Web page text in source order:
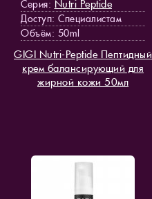
Серия: Nutri Peptide
Доступ: Специалистам
Объём: 50ml
GIGI Nutri-Peptide Пептидный
крем балансирующий для
жирной кожи 50мл